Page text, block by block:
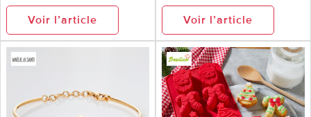
Voir l’article Voir l’article